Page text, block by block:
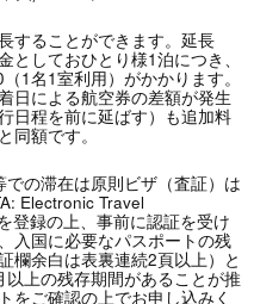
することができます。延長
としておひとり様1泊につき、
1名1室利用）がかかります。
日による航空券の差額が発生
日程を前に延ばす）も追加料
同額です。
の滞在は原則ビザ（査証）は
Electronic Travel
登録の上、事前に認証を受け
入国に必要なパスポートの残
欄余白は表裏連続2頁以上）と
上の残存期間があることが推
をご確認の上でお申し込みく